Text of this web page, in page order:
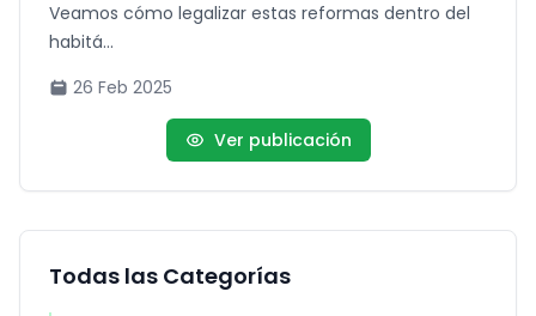
Veamos cómo legalizar estas reformas dentro del
habitá...
26 Feb 2025
Ver publicación
Todas las Categorías